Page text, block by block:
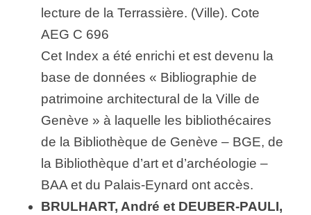
lecture de la Terrassière. (Ville). Cote
AEG C 696
Cet Index a été enrichi et est devenu la
base de données « Bibliographie de
patrimoine architectural de la Ville de
Genève » à laquelle les bibliothécaires
de la Bibliothèque de Genève – BGE, de
la Bibliothèque d’art et d’archéologie –
BAA et du Palais-Eynard ont accès.
BRULHART, André et DEUBER-PAULI,